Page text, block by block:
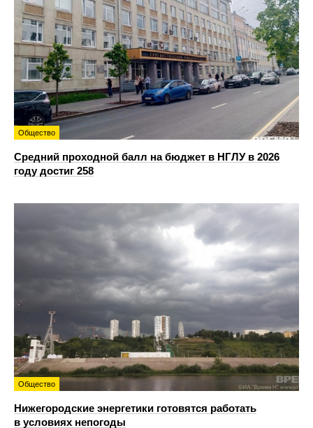
Общество
Средний проходной балл на бюджет в НГЛУ в 2026
году достиг 258
Общество
Нижегородские энергетики готовятся работать
в условиях непогоды